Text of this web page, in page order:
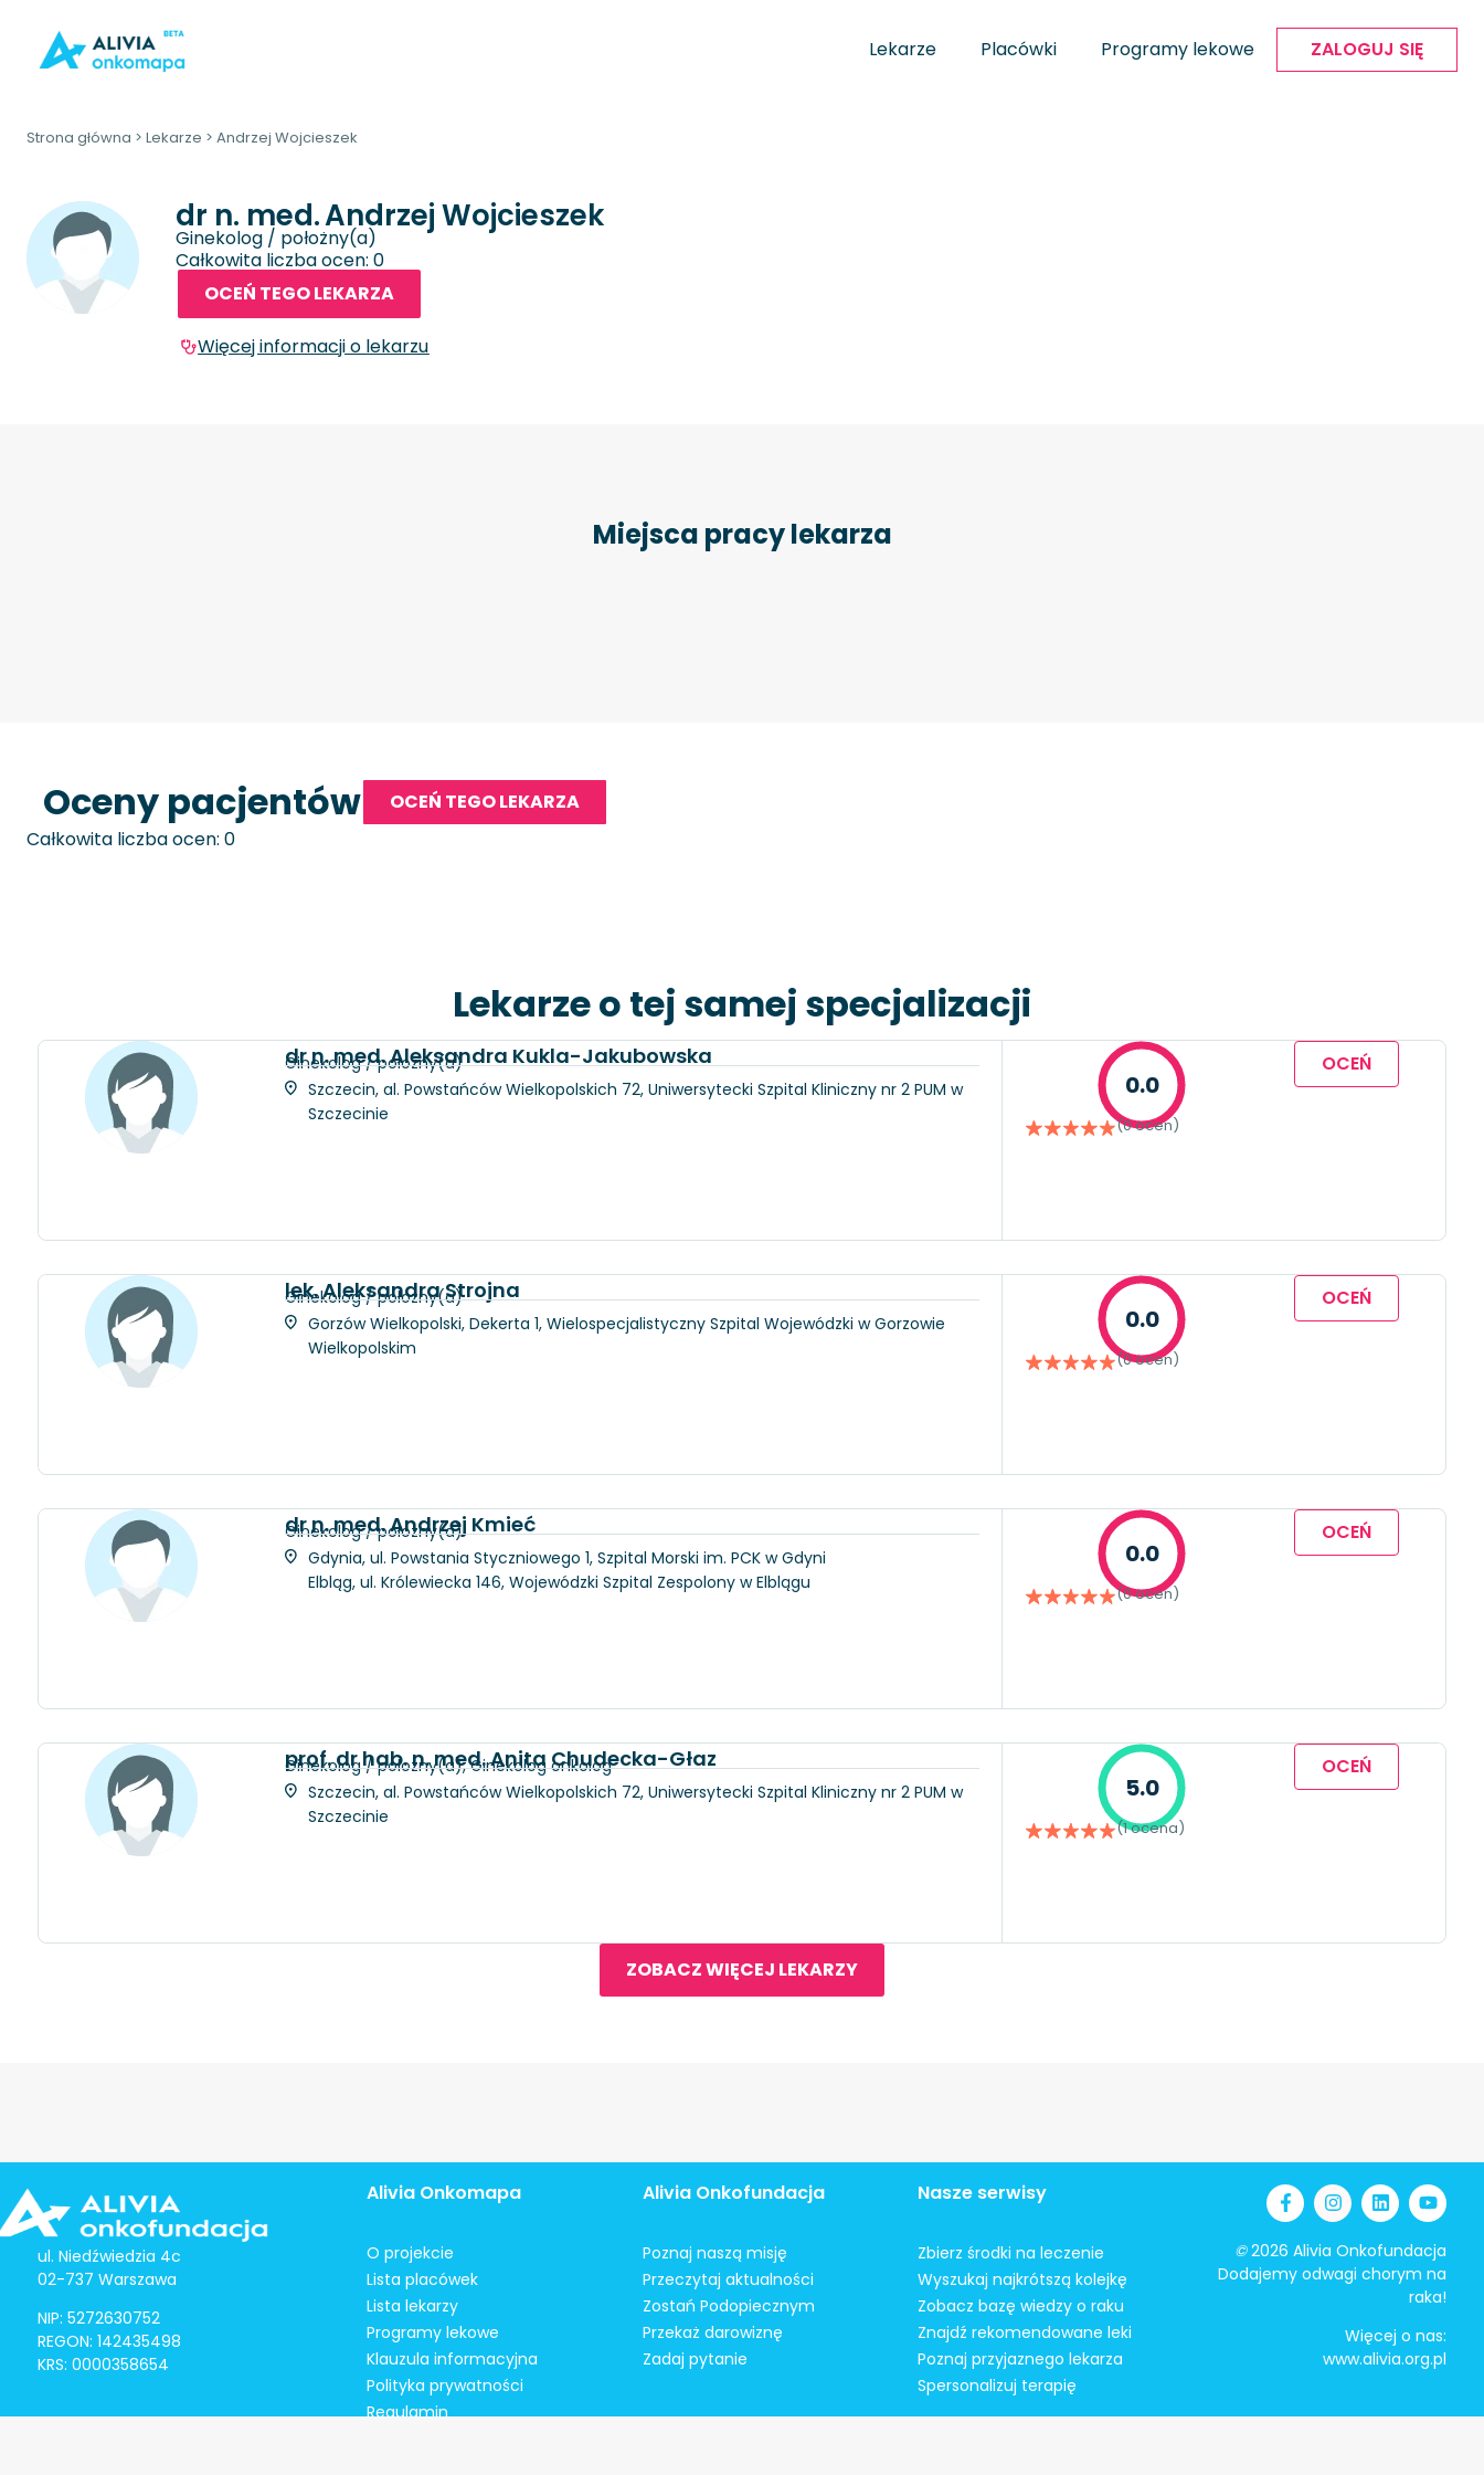
Lekarze Placówki Programy lekowe ZALOGUJ SIĘ
Strona główna > Lekarze > Andrzej Wojcieszek
dr n. med.Andrzej Wojcieszek
Ginekolog / położny(a)
Całkowita liczba ocen: 0
OCEŃ TEGO LEKARZA
Więcej informacji o lekarzu
Miejsca pracy lekarza
Oceny pacjentów
OCEŃ TEGO LEKARZA
Całkowita liczba ocen: 0
Lekarze o tej samej specjalizacji
dr n. med. Aleksandra Kukla-Jakubowska
Ginekolog / położny(a)
Szczecin, al. Powstańców Wielkopolskich 72, Uniwersytecki Szpital Kliniczny nr 2 PUM w
Szczecinie
0.0
(0 ocen)
OCEŃ
lek. Aleksandra Strojna
Ginekolog / położny(a)
Gorzów Wielkopolski, Dekerta 1, Wielospecjalistyczny Szpital Wojewódzki w Gorzowie
Wielkopolskim
0.0
(0 ocen)
OCEŃ
dr n. med. Andrzej Kmieć
Ginekolog / położny(a)
Gdynia, ul. Powstania Styczniowego 1, Szpital Morski im. PCK w Gdyni
Elbląg, ul. Królewiecka 146, Wojewódzki Szpital Zespolony w Elblągu
0.0
(0 ocen)
OCEŃ
prof. dr hab. n. med. Anita Chudecka-Głaz
Ginekolog / położny(a), Ginekolog onkolog
Szczecin, al. Powstańców Wielkopolskich 72, Uniwersytecki Szpital Kliniczny nr 2 PUM w
Szczecinie
5.0
(1 ocena)
OCEŃ
ZOBACZ WIĘCEJ LEKARZY
ul. Niedźwiedzia 4c
02-737 Warszawa
NIP: 5272630752
REGON: 142435498
KRS: 0000358654
Alivia Onkomapa
O projekcie
Lista placówek
Lista lekarzy
Programy lekowe
Klauzula informacyjna
Polityka prywatności
Regulamin
Alivia Onkofundacja
Poznaj naszą misję
Przeczytaj aktualności
Zostań Podopiecznym
Przekaż darowiznę
Zadaj pytanie
Nasze serwisy
Zbierz środki na leczenie
Wyszukaj najkrótszą kolejkę
Zobacz bazę wiedzy o raku
Znajdź rekomendowane leki
Poznaj przyjaznego lekarza
Spersonalizuj terapię
©2026 Alivia Onkofundacja
Dodajemy odwagi chorym na
raka!
Więcej o nas:
www.alivia.org.pl